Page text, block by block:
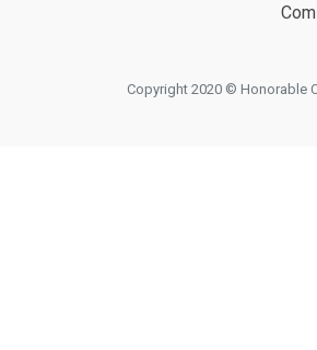
Copyright 2020 © Honorable